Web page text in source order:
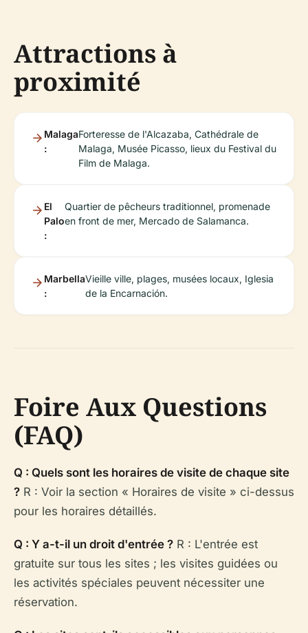
Attractions à
proximité
Malaga
:
Forteresse de l'Alcazaba, Cathédrale de
Malaga, Musée Picasso, lieux du Festival du
Film de Malaga.
El
Palo
:
Quartier de pêcheurs traditionnel, promenade
en front de mer, Mercado de Salamanca.
Marbella
:
Vieille ville, plages, musées locaux, Iglesia
de la Encarnación.
Foire Aux Questions
(FAQ)
Q : Quels sont les horaires de visite de chaque site
? R : Voir la section « Horaires de visite » ci-dessus
pour les horaires détaillés.
Q : Y a-t-il un droit d'entrée ? R : L'entrée est
gratuite sur tous les sites ; les visites guidées ou
les activités spéciales peuvent nécessiter une
réservation.